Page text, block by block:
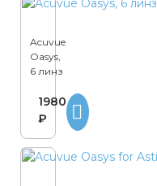
Acuvue
Oasys,
6 линз
1980
₽